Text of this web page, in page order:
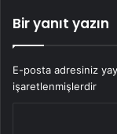
Bir yanıt yazın
E-posta adresiniz
işaretlenmişlerdir